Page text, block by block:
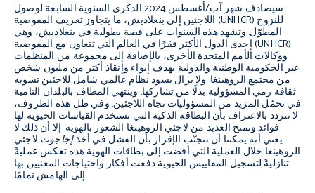
سيصادف شهر آب/أغسطس 2024 الذكرى السنوية السابعة لوصول
اللاجئين إلى بنغلاديش، ما يتجاوز تعريف المفوضية (UNHCR) للنزوح
المطوّل. وتشهد هذه السنوات على قصة بطولية في بنغلاديش، وهي
إحدى الدول الأكثر فقرًا في العالم التي تتعاون مع المفوضية (UNHCR)
ووكالات الأمم المتحدة الأخرى، بالإضافة إلى مجموعة من المنظمات
غير الحكومية الوطنية والدولية بهدف إيواء وإنقاذ أكثر من مليون شخص
من مجتمع الروهينغا. ولا يزال يسود نظام عالمي شامل للاجئين تشوبه
ثقافة رمي المسؤولية بدلًا من تشاركها. وينتهي المطاف بالبلدان النامية
في تحمّل المزيد من المسؤوليات تجاه اللاجئين. وفي ظل هذه الظروف،
لا نتردد بالاعتراف بأن البطاقة الذكية التي تستخدم القياسات الحيوية لها
فوائد وتمنح العديد من لاجئي الروهينغا الشعور بالهوية. إلا أن ذلك لا
يعني أنه يمكننا أن نتجنّب الإقرار بأن الفشل في أخذإجاجوت لاجئي
الروهينغا خلال العملية التي أفضت إلى بطاقات الهوية هذه تعكس عمليةً
تنازليةً لتسجيل المقاييس الحيوية دفعت أفكار واحتياجات المعنيين بها
إلى الهامش تمامًا.